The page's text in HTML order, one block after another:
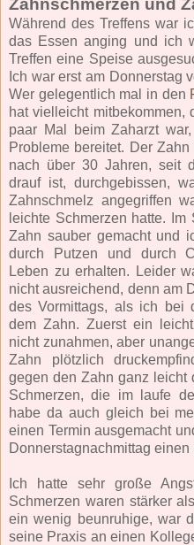
Zahnschmerzen und
Während des Treffens war
das Essen anging und ich
Treffen eine Speise
Ich war erst am Donnerstag
Wer gelegentlich mal in den
hat vielleicht
paar Mal beim Zaharzt
Probleme bereitet. Der
nach über 30 Jahren, seit
drauf ist, durchgebissen,
Zahnschmelz angegriffen
leichte Schmerzen hatte.
Zahn sauber gemacht und
durch Putzen und durch
Leben zu erhalten. Leider
nicht ausreichend, denn am
des Vormittags, als ich bei
dem Zahn. Zuerst ein
nicht zunahmen, aber
Zahn plötzlich
gegen den Zahn ganz leicht
Schmerzen, die im laufe
habe da auch gleich bei
einen Termin ausgemacht
Donnerstagnachmittag einen
Ich hatte sehr große
Schmerzen waren stärker
ein wenig beunruhige, war
seine Praxis an einen